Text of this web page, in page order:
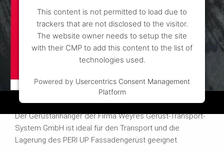
This content is not permitted to load due to
trackers that are not disclosed to the visitor.
The website owner needs to setup the site
with their CMP to add this content to the list of
technologies used.
Powered by Usercentrics Consent Management
Platform
Gerüstanhänger
Der Gerüstanhänger der Firma Weyres Gerüst-Transport-
System GmbH ist ideal für den Transport und die
Lagerung des PERI UP Fassadengerüst geeignet.